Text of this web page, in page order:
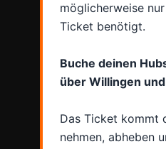
möglicherweise
Ticket benötigt.
Buche deinen
über Willingen
Das Ticket kommt
nehmen, abheben